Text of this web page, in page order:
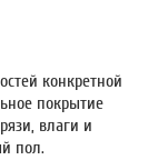
конкретной
покрытие
влаги и
пол.